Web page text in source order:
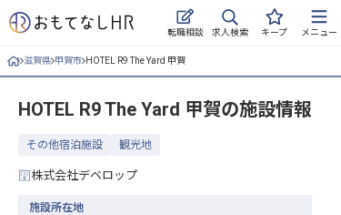
転職相談 求人検索 キープ メニュー
ログイン
求人・施設を探す
キープした求人
滋賀県 甲賀市 HOTEL R9 The Yard 甲賀
HOTEL R9 The Yard 甲賀の施設情報
その他宿泊施設 観光地
株式会社デベロップ
施設所在地